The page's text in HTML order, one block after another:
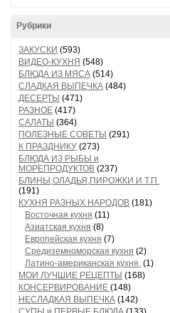
Рубрики
ЗАКУСКИ (593)
ВИДЕО-КУХНЯ (548)
БЛЮДА ИЗ МЯСА (514)
СЛАДКАЯ ВЫПЕЧКА (484)
ДЕСЕРТЫ (471)
РАЗНОЕ (417)
САЛАТЫ (364)
ПОЛЕЗНЫЕ СОВЕТЫ (291)
К ПРАЗДНИКУ (273)
БЛЮДА ИЗ РЫБЫ и
МОРЕПРОДУКТОВ (237)
БЛИНЫ,ОЛАДЬЯ,ПИРОЖКИ И Т.П.
(191)
КУХНЯ РАЗНЫХ НАРОДОВ (181)
Восточная кухня (11)
Азиатская кухня (8)
Европейская кухня (7)
Средиземноморская кухня (2)
Латино-американская кухня. (1)
МОИ ЛУЧШИЕ РЕЦЕПТЫ (168)
КОНСЕРВИРОВАНИЕ (148)
НЕСЛАДКАЯ ВЫПЕЧКА (142)